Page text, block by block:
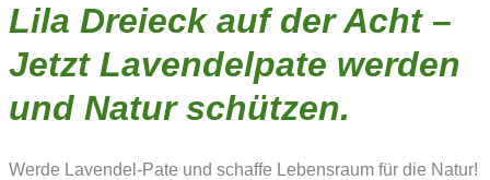
Lila Dreieck auf der Acht –
Jetzt Lavendelpate werden
und Natur schützen.
Werde Lavendel-Pate und schaffe Lebensraum für die Natur!